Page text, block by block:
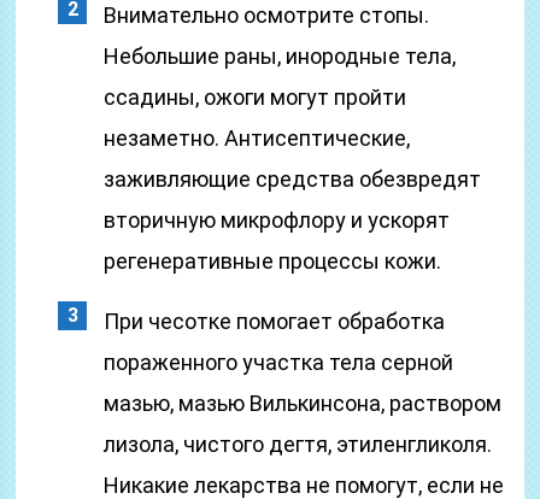
Внимательно осмотрите стопы.
Небольшие раны, инородные тела,
ссадины, ожоги могут пройти
незаметно. Антисептические,
заживляющие средства обезвредят
вторичную микрофлору и ускорят
регенеративные процессы кожи.
При чесотке помогает обработка
пораженного участка тела серной
мазью, мазью Вилькинсона, раствором
лизола, чистого дегтя, этиленгликоля.
Никакие лекарства не помогут, если не